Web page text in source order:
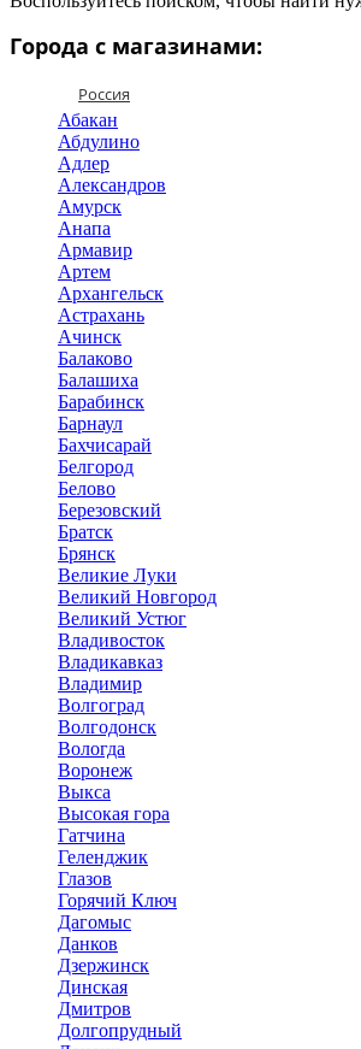
Города с магазинами:
Россия
Абакан
Абдулино
Адлер
Александров
Амурск
Анапа
Армавир
Артем
Архангельск
Астрахань
Ачинск
Балаково
Балашиха
Барабинск
Барнаул
Бахчисарай
Белгород
Белово
Березовский
Братск
Брянск
Великие Луки
Великий Новгород
Великий Устюг
Владивосток
Владикавказ
Владимир
Волгоград
Волгодонск
Вологда
Воронеж
Выкса
Высокая гора
Гатчина
Геленджик
Глазов
Горячий Ключ
Дагомыс
Данков
Дзержинск
Динская
Дмитров
Долгопрудный